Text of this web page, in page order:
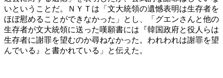
いということだ。ＮＹＴは「文大統領の遺憾表明は生存者を
ほぼ慰めることができなかった」とし、「グエンさんと他の
生存者が文大統領に送った嘆願書には『韓国政府と役人らは
生存者に謝罪を望むのか尋ねなかった。われわれは謝罪を望
んでいる』と書かれている」と伝えた。